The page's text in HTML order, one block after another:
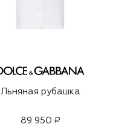
Льняная рубашка
89 950 ₽